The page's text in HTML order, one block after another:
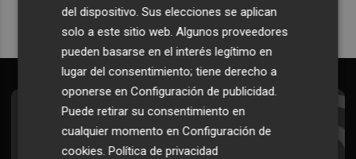
Suscríbete al Boletín
Todos los días a primera hora en tu email
del dispositivo. Sus elecciones se aplican
solo a este sitio web. Algunos proveedores
pueden basarse en el interés legítimo en
lugar del consentimiento; tiene derecho a
oponerse enConfiguración de publicidad.
Puede retirar su consentimiento en
cualquier momento enConfiguración de
cookies.Política de privacidad